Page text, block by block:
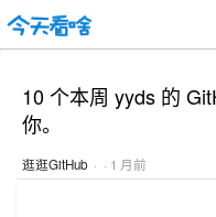
10 个本周 yyds 的
你。
逛逛GitHub · · 1 月前